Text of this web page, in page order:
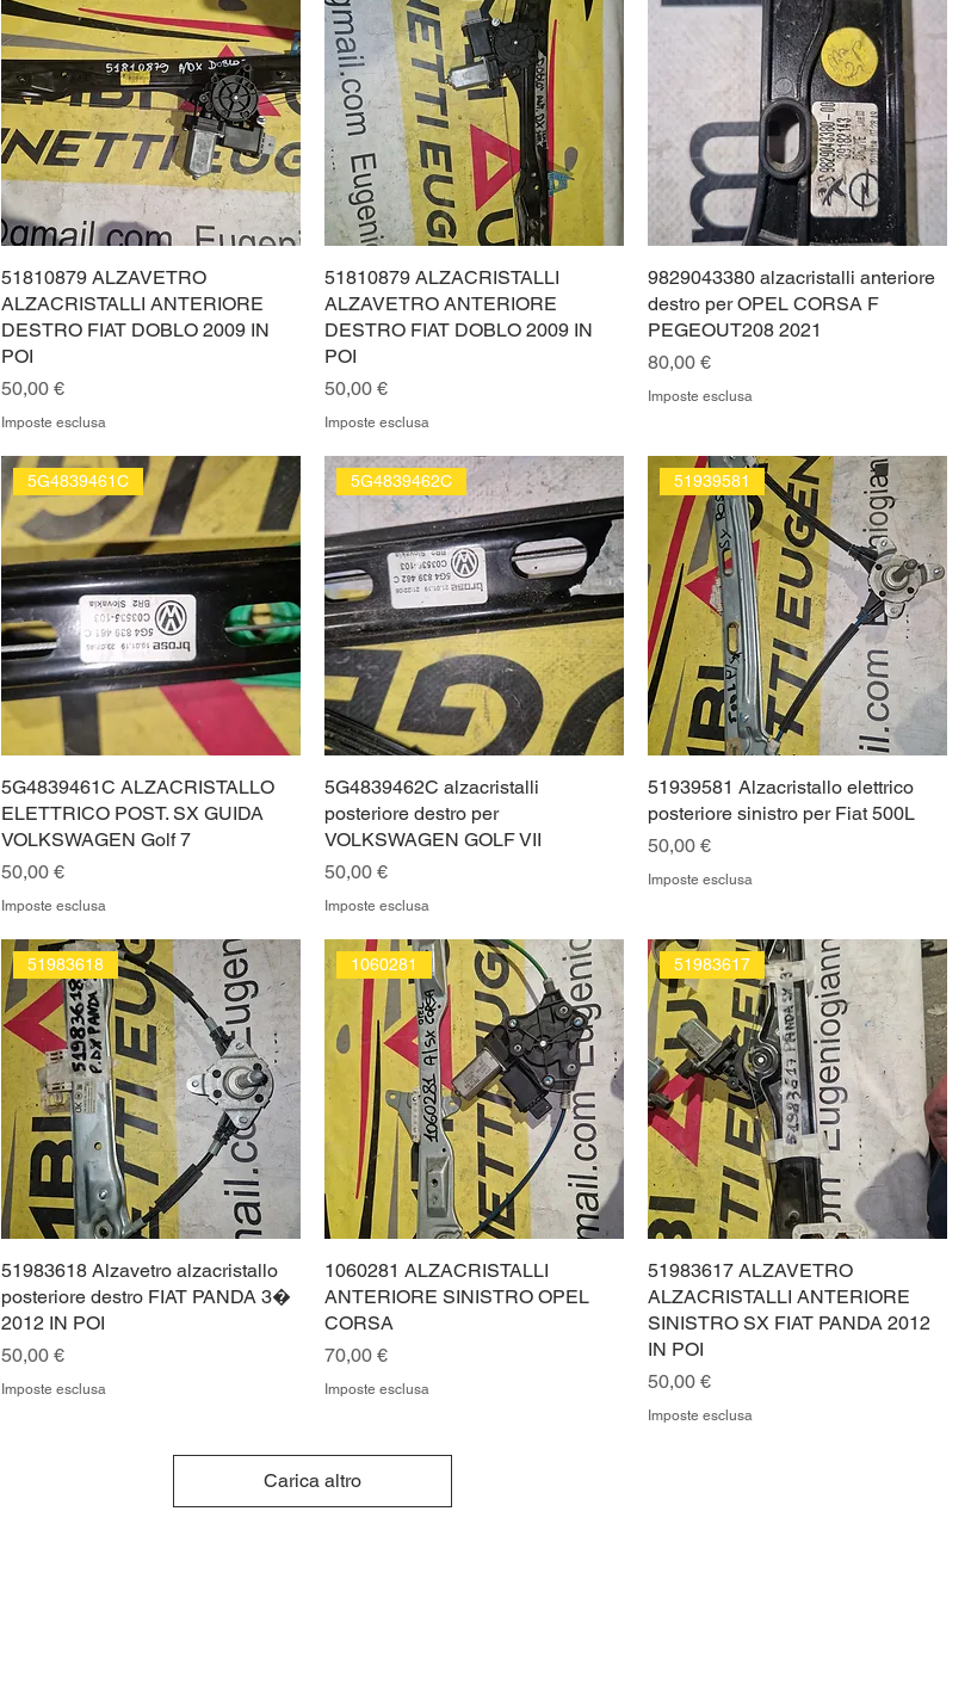
51810879 ALZAVETRO
ALZACRISTALLI ANTERIORE
DESTRO FIAT DOBLO 2009 IN
POI
Prezzo
50,00 €
Imposte esclusa
51810879 ALZACRISTALLI
ALZAVETRO ANTERIORE
DESTRO FIAT DOBLO 2009 IN
POI
Prezzo
50,00 €
Imposte esclusa
9829043380 alzacristalli anteriore
destro per OPEL CORSA F
PEGEOUT208 2021
Prezzo
80,00 €
Imposte esclusa
5G4839461C
5G4839461C ALZACRISTALLO
ELETTRICO POST. SX GUIDA
VOLKSWAGEN Golf 7
Prezzo
50,00 €
Imposte esclusa
5G4839462C
5G4839462C alzacristalli
posteriore destro per
VOLKSWAGEN GOLF VII
Prezzo
50,00 €
Imposte esclusa
51939581
51939581 Alzacristallo elettrico
posteriore sinistro per Fiat 500L
Prezzo
50,00 €
Imposte esclusa
51983618
51983618 Alzavetro alzacristallo
posteriore destro FIAT PANDA 3�
2012 IN POI
Prezzo
50,00 €
Imposte esclusa
1060281
1060281 ALZACRISTALLI
ANTERIORE SINISTRO OPEL
CORSA
Prezzo
70,00 €
Imposte esclusa
51983617
51983617 ALZAVETRO
ALZACRISTALLI ANTERIORE
SINISTRO SX FIAT PANDA 2012
IN POI
Prezzo
50,00 €
Imposte esclusa
Carica altro